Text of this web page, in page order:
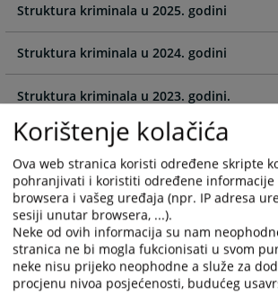
forward
to
interact
with
the
calendar
and
a
date.
Press
the
question
mark
key
forward
to
interact
with
the
calendar
and
a
date.
Press
the
question
mark
key
Struktura kriminala u 2025. godini
Struktura kriminala u 2024. godini
Struktura kriminala u 2023. godini.
Struktura kriminala u 2022. godini.
Struktura kriminala u 2021. godini.
Struktura kriminala u 2020. godini
Struktura kriminala u 2019 godini
Korištenje kolačića
Ova web stranica koristi određene skripte
pohranjivati i koristiti određene informacije
browsera i vašeg uređaja (npr. IP adresa
sesiji unutar browsera, ...).
Neke od ovih informacija su nam
stranica ne bi mogla fukcionisati u svom
neke nisu prijeko neophodne a služe za
procjenu nivoa posjećenosti, budućeg